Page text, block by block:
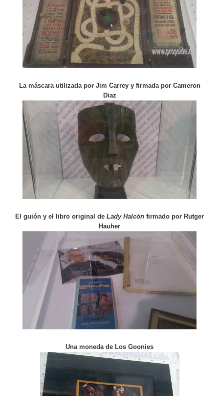
La máscara utilizada por Jim Carrey y firmada por Cameron
Diaz
El guión y el libro original de Lady Halcón firmado por Rutger
Hauher
Una moneda de Los Goonies